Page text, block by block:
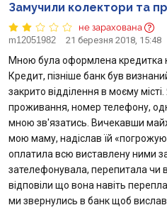
Замучили колектори та
не зарахована
m12051982
21 березня 2018, 15:48
Мною була оформлена кредитка
Кредит, пізніше банк був
закрито відділення в моєму
проживання, номер телефону,
мною зв'язатись. Вичекавши
мою маму, надіслав їй
оплатила всю виставлену ними
зателефонувала, перепитала чи
відповіли що вона навіть
ми звернулись в банк щоб